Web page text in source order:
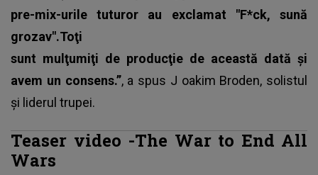
pre-mix-urile tuturor au exclamat "F*ck, sună
grozav".Toţi
sunt mulţumiţi de producţie de această dată şi
avem un consens.”, a spus J oakim Broden, solistul
și liderul trupei.
Teaser video -The War to End All
Wars